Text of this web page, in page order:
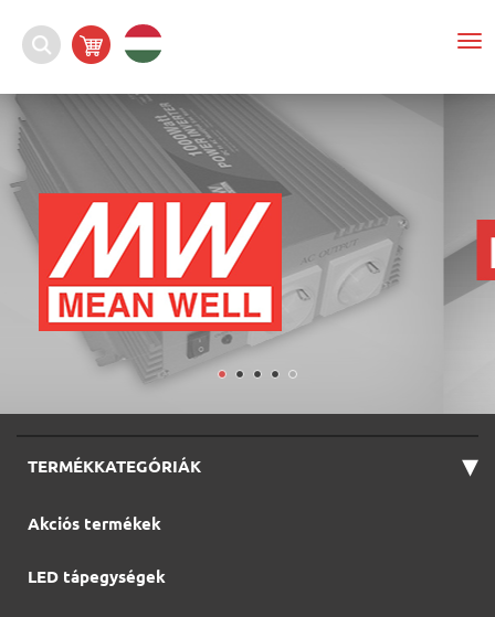
TERMÉKKATEGÓRIÁK ▾
Akciós termékek
LED tápegységek